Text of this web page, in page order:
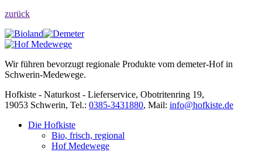
zurück
Wir führen bevorzugt regionale Produkte vom demeter-Hof in
Schwerin-Medewege.
Hofkiste - Naturkost - Lieferservice, Obotritenring 19,
19053 Schwerin, Tel.: 0385-3431880, Mail: info@hofkiste.de
Die Hofkiste
Bio, frisch, regional
Hof Medewege